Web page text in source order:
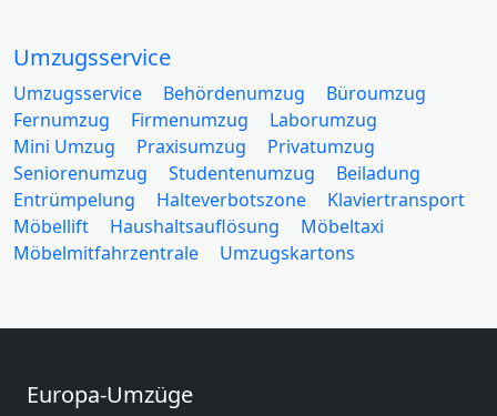
Umzugsservice
Umzugsservice Behördenumzug
Büroumzug
Fernumzug
Firmenumzug
Laborumzug
Mini Umzug
Praxisumzug
Privatumzug
Seniorenumzug
Studentenumzug
Beiladung
Entrümpelung
Halteverbotszone
Klaviertransport
Möbellift
Haushaltsauflösung
Möbeltaxi
Möbelmitfahrzentrale
Umzugskartons
Europa-Umzüge